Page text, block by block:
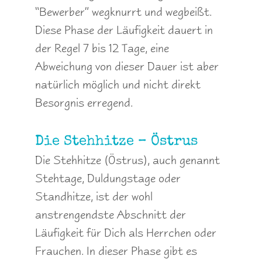
“Bewerber” wegknurrt und wegbeißt.
Diese Phase der Läufigkeit dauert in
der Regel 7 bis 12 Tage, eine
Abweichung von dieser Dauer ist aber
natürlich möglich und nicht direkt
Besorgnis erregend.
Die Stehhitze – Östrus
Die Stehhitze (Östrus), auch genannt
Stehtage, Duldungstage oder
Standhitze, ist der wohl
anstrengendste Abschnitt der
Läufigkeit für Dich als Herrchen oder
Frauchen. In dieser Phase gibt es